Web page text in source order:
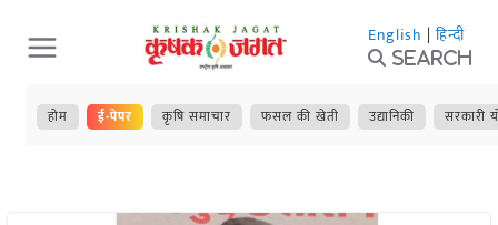
Skip
to
content
English | हिन्दी
Search
होम ई-पेपर कृषि समाचार फसल की खेती उद्यानिकी सरकारी